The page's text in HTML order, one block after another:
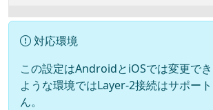
対応環境
この設定はAndroidとiOSでは変更で
ような環境ではLayer-2接続はサポー
ん。